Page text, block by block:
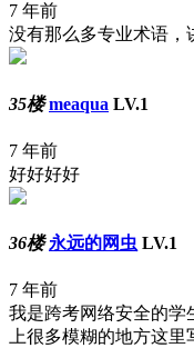
7 年前
没有那么多专业术语，
35楼 meaqua LV.1
7 年前
好好好好
36楼 永远的网虫 LV.1
7 年前
我是跨考网络安全的学
上很多模糊的地方这里